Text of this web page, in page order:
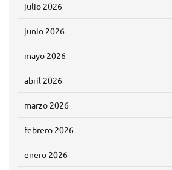
julio 2026
junio 2026
mayo 2026
abril 2026
marzo 2026
febrero 2026
enero 2026